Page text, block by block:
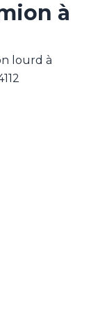
à
lourd à